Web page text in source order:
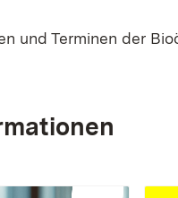
und Terminen der